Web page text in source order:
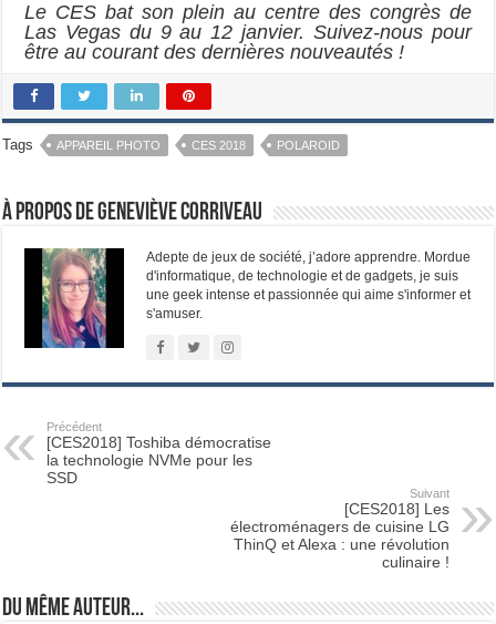
Le CES bat son plein au centre des congrès de
Las Vegas du 9 au 12 janvier. Suivez-nous pour
être au courant des dernières nouveautés !
Tags APPAREIL PHOTO CES 2018 POLAROID
À propos de Geneviève Corriveau
Adepte de jeux de société, j’adore apprendre. Mordue
d'informatique, de technologie et de gadgets, je suis
une geek intense et passionnée qui aime s'informer et
s'amuser.
Précédent
[CES2018] Toshiba démocratise
la technologie NVMe pour les
SSD
Suivant
[CES2018] Les
électroménagers de cuisine LG
ThinQ et Alexa : une révolution
culinaire !
Du même auteur...